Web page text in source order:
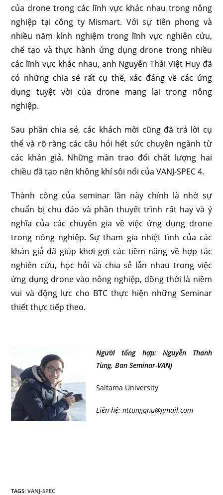
của drone trong các lĩnh vực khác nhau trong nông
nghiệp tại công ty Mismart. Với sự tiên phong và
nhiều năm kính nghiệm trong lĩnh vực nghiên cứu,
chế tạo và thực hành ứng dụng drone trong nhiều
các lĩnh vực khác nhau, anh Nguyễn Thái Việt Huy đã
có những chia sẻ rất cụ thể, xác đáng về các ứng
dụng tuyệt vời của drone mang lại trong nông
nghiệp.
Sau phần chia sẻ, các khách mời cũng đã trả lời cụ
thể và rõ ràng các câu hỏi hết sức chuyên ngành từ
các khán giả. Những màn trao đổi chất lượng hai
chiều đã tạo nên không khí sôi nổi của VANJ-SPEC 4.
Thành công của seminar lần này chính là nhờ sự
chuẩn bị chu đáo và phần thuyết trình rất hay và ý
nghĩa của các chuyên gia về việc ứng dụng drone
trong nông nghiệp. Sự tham gia nhiệt tình của các
khán giả đã giúp khơi gợi các tiềm năng về hợp tác
nghiên cứu, học hỏi và chia sẻ lẫn nhau trong việc
ứng dụng drone vào nông nghiệp, đồng thời là niềm
vui và động lực cho BTC thực hiện những Seminar
thiết thực tiếp theo.
Người tổng hợp: Nguyễn Thanh
Tùng, Ban Seminar-VANJ
Saitama University
Liên hệ: nttungqnu@gmail.com
TAGS:VANJ-SPEC